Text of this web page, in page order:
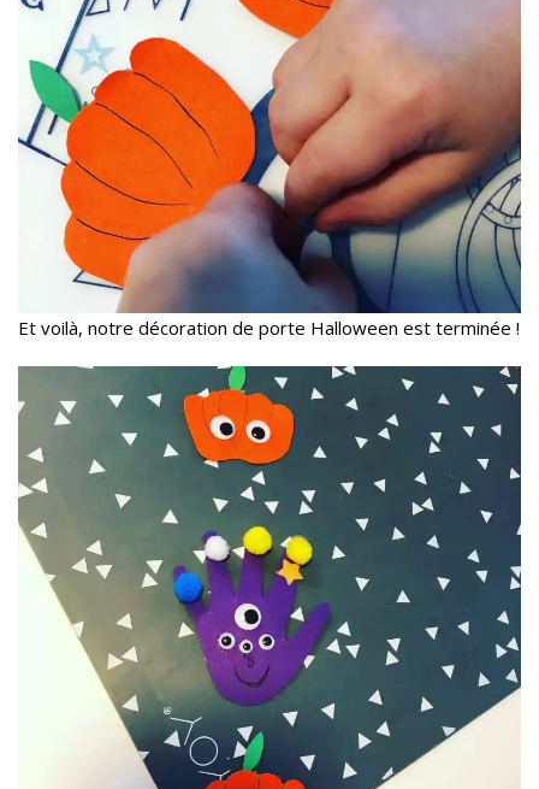
Et voilà, notre décoration de porte Halloween est terminée !